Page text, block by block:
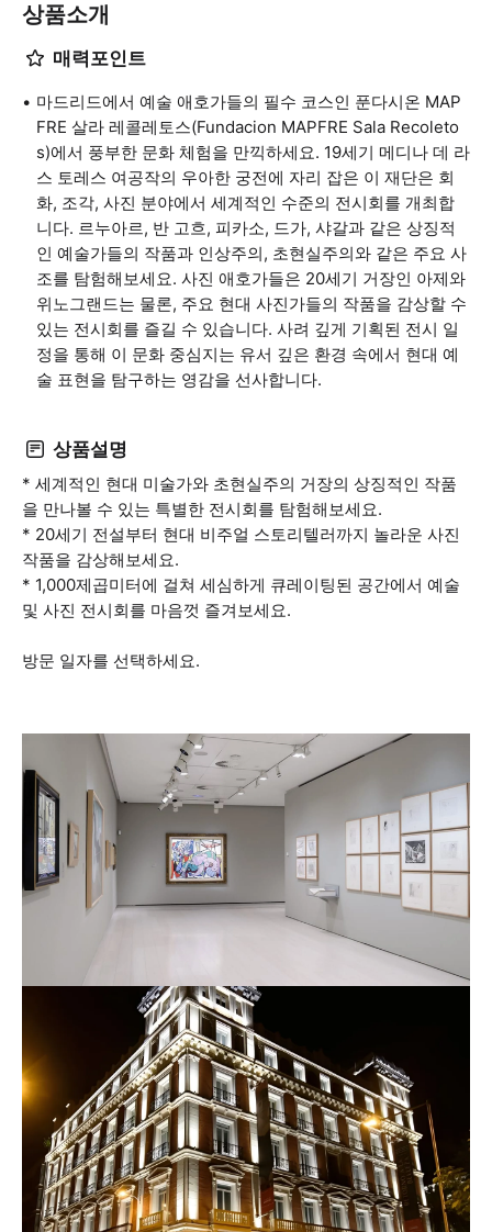
상품소개
매력포인트
마드리드에서 예술 애호가들의 필수 코스인 푼다시온 MAP
FRE 살라 레콜레토스(Fundacion MAPFRE Sala Recoleto
s)에서 풍부한 문화 체험을 만끽하세요. 19세기 메디나 데 라
스 토레스 여공작의 우아한 궁전에 자리 잡은 이 재단은 회
화, 조각, 사진 분야에서 세계적인 수준의 전시회를 개최합
니다. 르누아르, 반 고흐, 피카소, 드가, 샤갈과 같은 상징적
인 예술가들의 작품과 인상주의, 초현실주의와 같은 주요 사
조를 탐험해보세요. 사진 애호가들은 20세기 거장인 아제와
위노그랜드는 물론, 주요 현대 사진가들의 작품을 감상할 수
있는 전시회를 즐길 수 있습니다. 사려 깊게 기획된 전시 일
정을 통해 이 문화 중심지는 유서 깊은 환경 속에서 현대 예
술 표현을 탐구하는 영감을 선사합니다.
상품설명
* 세계적인 현대 미술가와 초현실주의 거장의 상징적인 작품
을 만나볼 수 있는 특별한 전시회를 탐험해보세요.
* 20세기 전설부터 현대 비주얼 스토리텔러까지 놀라운 사진
작품을 감상해보세요.
* 1,000제곱미터에 걸쳐 세심하게 큐레이팅된 공간에서 예술
및 사진 전시회를 마음껏 즐겨보세요.
방문 일자를 선택하세요.